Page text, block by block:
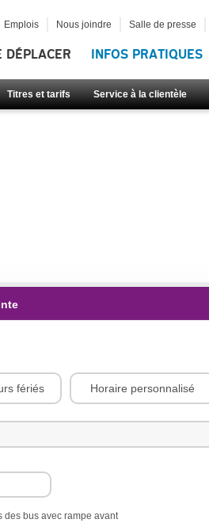
DÉPLACER INFOS PRATIQUES
Titres et tarifs Service à la clientèle
Emplois Nous joindre Salle de presse
fériés Horaire personnalisé
des bus avec rampe avant